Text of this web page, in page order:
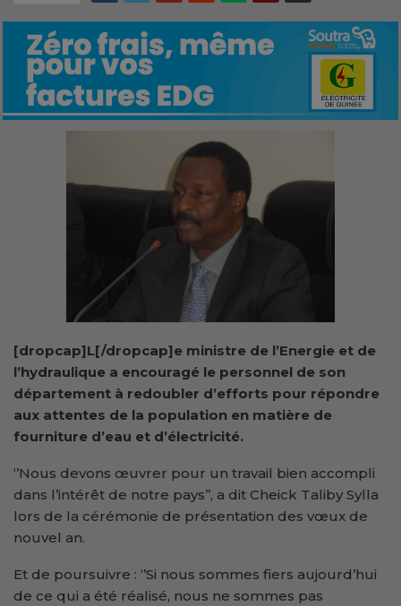
[dropcap]L[/dropcap]e ministre de l’Energie et de
l’hydraulique a encouragé le personnel de son
département à redoubler d’efforts pour répondre
aux attentes de la population en matière de
fourniture d’eau et d’électricité.
‘’Nous devons œuvrer pour un travail bien accompli
dans l’intérêt de notre pays’’, a dit Cheick Taliby Sylla
lors de la cérémonie de présentation des vœux de
nouvel an.
Et de poursuivre : ‘’Si nous sommes fiers aujourd’hui
de ce qui a été réalisé, nous ne sommes pas